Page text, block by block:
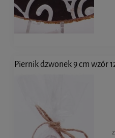
Piernik dzwonek 9 cm wzór